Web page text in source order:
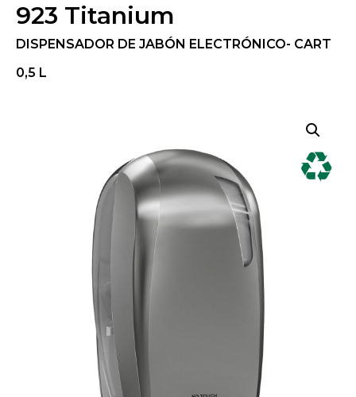
923 Titanium
DISPENSADOR DE JABÓN ELECTRÓNICO- CART
0,5 L